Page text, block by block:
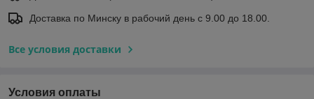
Доставка по Минску в рабочий день с 9.00 до 18.00.
Все условия доставки
Условия оплаты